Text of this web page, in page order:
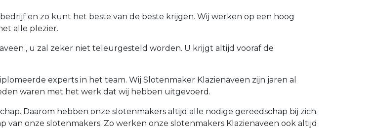
en zo kunt het beste van de beste krijgen. Wij werken op een hoog
alle plezier.
, u zal zeker niet teleurgesteld worden. U krijgt altijd vooraf de
experts in het team. Wij Slotenmaker Klazienaveen zijn jaren al
waren met het werk dat wij hebben uitgevoerd.
Daarom hebben onze slotenmakers altijd alle nodige gereedschap bij zich.
onze slotenmakers. Zo werken onze slotenmakers Klazienaveen ook altijd